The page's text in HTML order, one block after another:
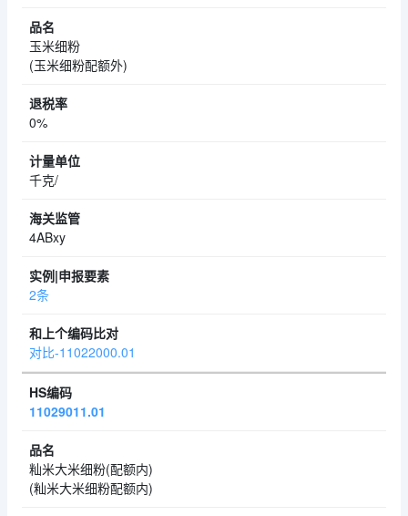
玉米细粉
(玉米细粉配额外)
0%
千克/
4ABxy
2条
对比-11022000.01
11029011.01
籼米大米细粉(配额内)
(籼米大米细粉配额内)